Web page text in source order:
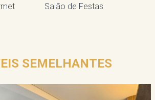
Salão de Festas
SEMELHANTES